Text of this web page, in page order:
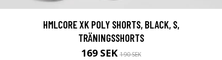
HMLCORE XK POLY SHORTS, BLACK, S,
TRÄNINGSSHORTS
169 SEK190 SEK